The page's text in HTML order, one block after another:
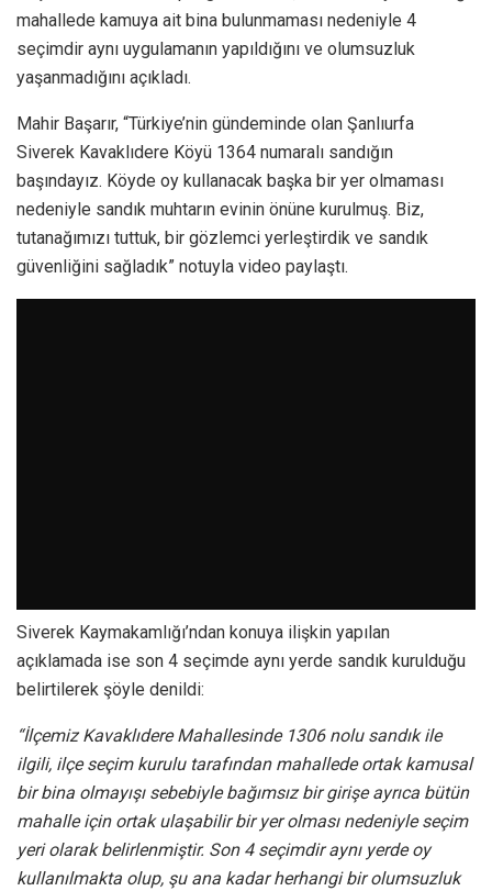
mahallede kamuya ait bina bulunmaması nedeniyle 4
seçimdir aynı uygulamanın yapıldığını ve olumsuzluk
yaşanmadığını açıkladı.
Mahir Başarır, “Türkiye’nin gündeminde olan Şanlıurfa
Siverek Kavaklıdere Köyü 1364 numaralı sandığın
başındayız. Köyde oy kullanacak başka bir yer olmaması
nedeniyle sandık muhtarın evinin önüne kurulmuş. Biz,
tutanağımızı tuttuk, bir gözlemci yerleştirdik ve sandık
güvenliğini sağladık” notuyla video paylaştı.
Siverek Kaymakamlığı’ndan konuya ilişkin yapılan
açıklamada ise son 4 seçimde aynı yerde sandık kurulduğu
belirtilerek şöyle denildi:
“İlçemiz Kavaklıdere Mahallesinde 1306 nolu sandık ile
ilgili, ilçe seçim kurulu tarafından mahallede ortak kamusal
bir bina olmayışı sebebiyle bağımsız bir girişe ayrıca bütün
mahalle için ortak ulaşabilir bir yer olması nedeniyle seçim
yeri olarak belirlenmiştir. Son 4 seçimdir aynı yerde oy
kullanılmakta olup, şu ana kadar herhangi bir olumsuzluk